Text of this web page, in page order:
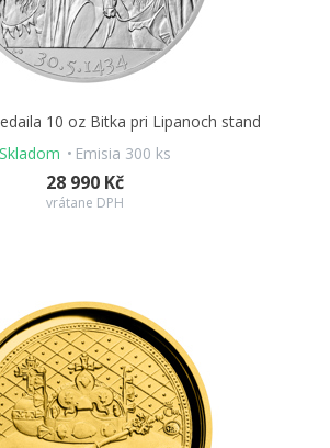
10 oz Bitka pri Lipanoch stand
Skladom
Emisia 300 ks
28 990 Kč
vrátane DPH